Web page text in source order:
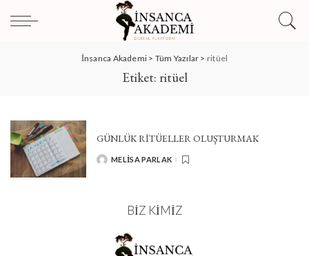
İnsanca Akademi > Tüm Yazılar > ritüel
Etiket: ritüel
GÜNLÜK RITÜELLER OLUŞTURMAK
POSTED
MELISA PARLAK
BIZ KIMIZ